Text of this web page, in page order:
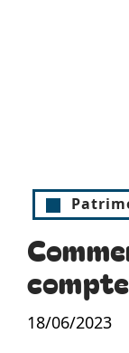
18/06/2023